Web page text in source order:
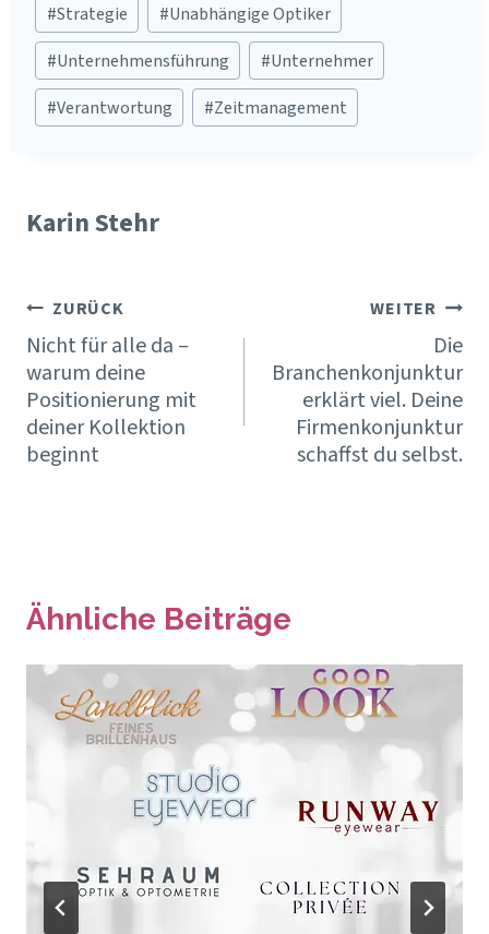
#Strategie #Unabhängige Optiker
#Unternehmensführung #Unternehmer
#Verantwortung #Zeitmanagement
Karin Stehr
Beitragsnavigation
ZURÜCK
Nicht für alle da –
warum deine
Positionierung mit
deiner Kollektion
beginnt
WEITER
Die
Branchenkonjunktur
erklärt viel. Deine
Firmenkonjunktur
schaffst du selbst.
Ähnliche Beiträge